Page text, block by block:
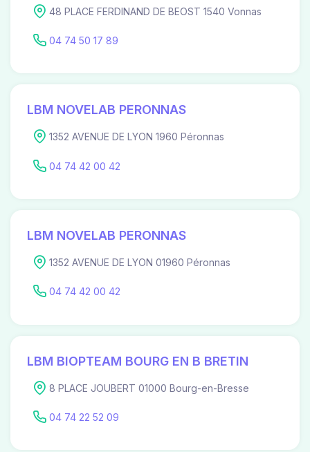
48 PLACE FERDINAND DE BEOST 1540 Vonnas
04 74 50 17 89
LBM NOVELAB PERONNAS
1352 AVENUE DE LYON 1960 Péronnas
04 74 42 00 42
LBM NOVELAB PERONNAS
1352 AVENUE DE LYON 01960 Péronnas
04 74 42 00 42
LBM BIOPTEAM BOURG EN B BRETIN
8 PLACE JOUBERT 01000 Bourg-en-Bresse
04 74 22 52 09